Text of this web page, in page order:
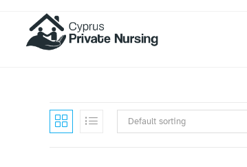
Default sorting